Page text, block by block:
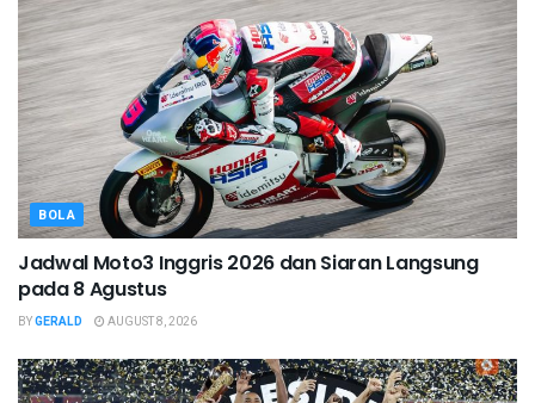
BOLA
Jadwal Moto3 Inggris 2026 dan Siaran Langsung
pada 8 Agustus
BYGERALD AUGUST 8, 2026